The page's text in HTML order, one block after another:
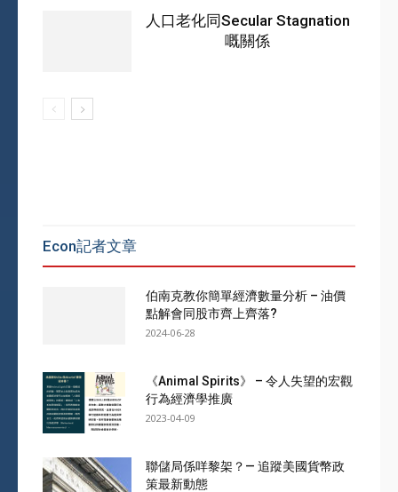
人口老化同Secular Stagnation
嘅關係
Econ記者文章
伯南克教你簡單經濟數量分析 – 油價
點解會同股市齊上齊落?
2024-06-28
《Animal Spirits》 – 令人失望的宏觀
行為經濟學推廣
2023-04-09
聯儲局係咩黎架？— 追蹤美國貨幣政
策最新動態